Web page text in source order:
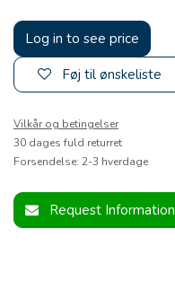
Log in to see price
Føj til ønskeliste
Vilkår og betingelser
30 dages fuld returret
Forsendelse: 2-3 hverdage
Request Information